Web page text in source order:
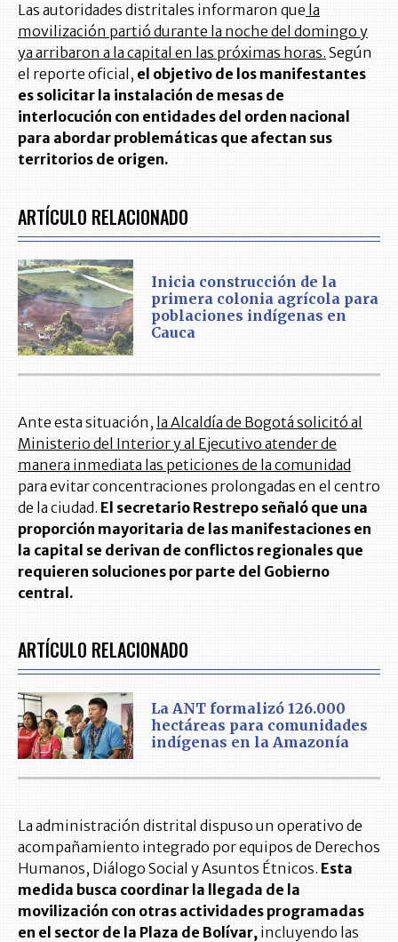
Las autoridades distritales informaron que la
movilización partió durante la noche del domingo y
ya arribaron a la capital en las próximas horas. Según
el reporte oficial, el objetivo de los manifestantes
es solicitar la instalación de mesas de
interlocución con entidades del orden nacional
para abordar problemáticas que afectan sus
territorios de origen.
ARTÍCULO RELACIONADO
Inicia construcción de la
primera colonia agrícola para
poblaciones indígenas en
Cauca
Ante esta situación, la Alcaldía de Bogotá solicitó al
Ministerio del Interior y al Ejecutivo atender de
manera inmediata las peticiones de la comunidad
para evitar concentraciones prolongadas en el centro
de la ciudad. El secretario Restrepo señaló que una
proporción mayoritaria de las manifestaciones en
la capital se derivan de conflictos regionales que
requieren soluciones por parte del Gobierno
central.
ARTÍCULO RELACIONADO
La ANT formalizó 126.000
hectáreas para comunidades
indígenas en la Amazonía
La administración distrital dispuso un operativo de
acompañamiento integrado por equipos de Derechos
Humanos, Diálogo Social y Asuntos Étnicos. Esta
medida busca coordinar la llegada de la
movilización con otras actividades programadas
en el sector de la Plaza de Bolívar, incluyendo las